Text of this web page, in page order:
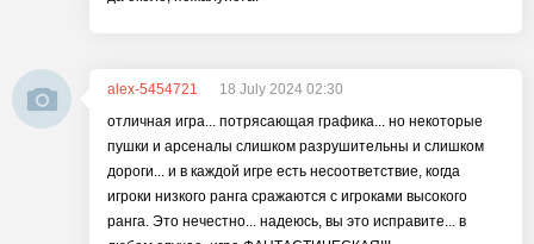
alex-5454721
18 July 2024 02:30
отличная игра... потрясающая графика... но некоторые
пушки и арсеналы слишком разрушительны и слишком
дороги... и в каждой игре есть несоответствие, когда
игроки низкого ранга сражаются с игроками высокого
ранга. Это нечестно... надеюсь, вы это исправите... в